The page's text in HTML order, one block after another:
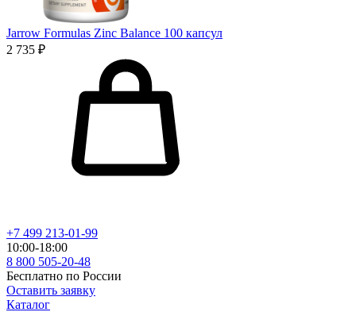
Jarrow Formulas Zinc Balance 100 капсул
2 735 ₽
+7 499 213-01-99
10:00-18:00
8 800 505-20-48
Бесплатно по России
Оставить заявку
Каталог